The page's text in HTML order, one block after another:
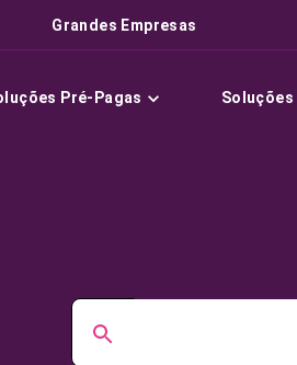
Grandes Empresas
Pré-Pagas